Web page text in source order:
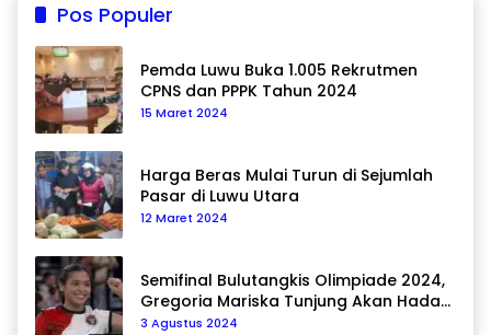
Pos Populer
Pemda Luwu Buka 1.005 Rekrutmen
CPNS dan PPPK Tahun 2024
15 Maret 2024
Harga Beras Mulai Turun di Sejumlah
Pasar di Luwu Utara
12 Maret 2024
Semifinal Bulutangkis Olimpiade 2024,
Gregoria Mariska Tunjung Akan Hadapi
Pemain Asal Korea Selatan
3 Agustus 2024